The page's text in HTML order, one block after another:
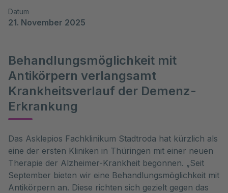
Datum
21. November 2025
Behandlungsmöglichkeit mit
Antikörpern verlangsamt
Krankheitsverlauf der Demenz-
Erkrankung
Das Asklepios Fachklinikum Stadtroda hat kürzlich als
eine der ersten Kliniken in Thüringen mit einer neuen
Therapie der Alzheimer-Krankheit begonnen. „Seit
September bieten wir eine Behandlungsmöglichkeit mit
Antikörpern an. Diese richten sich gezielt gegen das